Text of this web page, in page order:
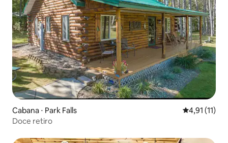
Cabana ⋅ Park Falls 4,91 de uma
4,91 (11)
Doce retiro